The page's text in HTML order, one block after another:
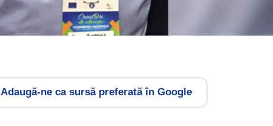
Adaugă-ne ca sursă preferată în Google